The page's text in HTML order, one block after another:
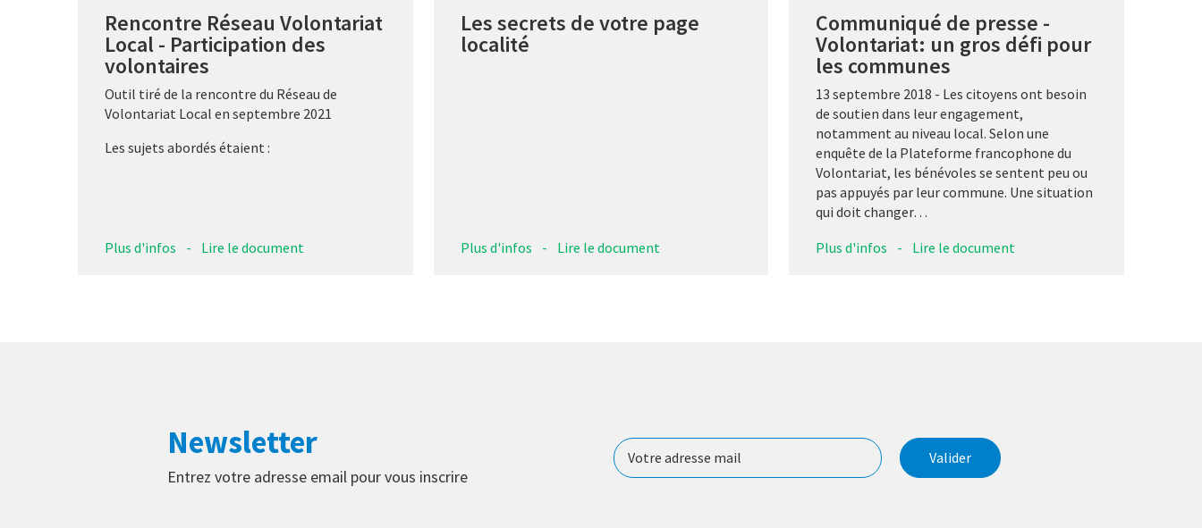
Rencontre Réseau Volontariat
Local - Participation des
volontaires
Outil tiré de la rencontre du Réseau de
Volontariat Local en septembre 2021
Les sujets abordés étaient :
Plus d'infos - Lire le document
Les secrets de votre page
localité
Plus d'infos - Lire le document
Communiqué de presse -
Volontariat: un gros défi pour
les communes
13 septembre 2018 - Les citoyens ont besoin
de soutien dans leur engagement,
notamment au niveau local. Selon une
enquête de la Plateforme francophone du
Volontariat, les bénévoles se sentent peu ou
pas appuyés par leur commune. Une situation
qui doit changer…
Plus d'infos
- Lire le document
Newsletter
Entrez votre adresse email pour vous inscrire
Valider